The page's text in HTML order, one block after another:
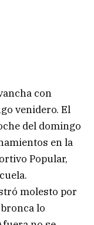
con
venidero. El
del domingo
en la
Popular,
molesto por
lo